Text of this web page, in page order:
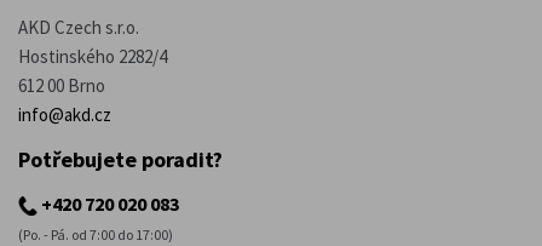
AKD Czech s.r.o.
Hostinského 2282/4
612 00 Brno
info@akd.cz
Potřebujete poradit?
+420 720 020 083
(Po. - Pá. od 7:00 do 17:00)